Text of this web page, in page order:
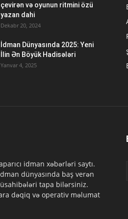
çevirən və oyunun ritmini özü
yazan dahi
Dekabr 20, 2024
İdman Dünyasında 2025: Yeni
İlin Ən Böyük Hadisələri
Yanvar 4, 2025
idman xəbərləri saytı.
dünyasında baş verən
tapa bilərsiniz.
dəqiq və operativ məlumat